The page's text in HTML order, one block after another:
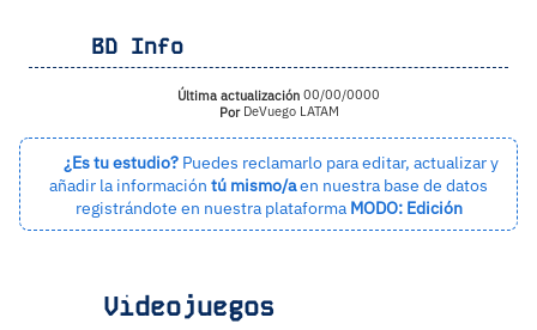
BD Info
Última actualización 00/00/0000
PorDeVuego LATAM
¿Es tu estudio? Puedes reclamarlo para editar, actualizar y
añadir la información tú mismo/aen nuestra base de datos
registrándote en nuestra plataforma MODO: Edición
Videojuegos